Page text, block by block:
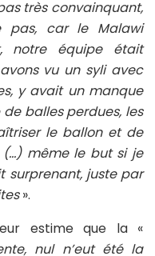
très convainquant,
pas, car le Malawi
notre équipe était
vu un syli avec
y avait un manque
balles perdues, les
le ballon et de
même le but si je
surprenant, juste par
».
estime que la «
nul n’eut été la